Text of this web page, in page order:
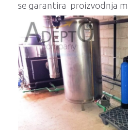
se garantira proizvodnja